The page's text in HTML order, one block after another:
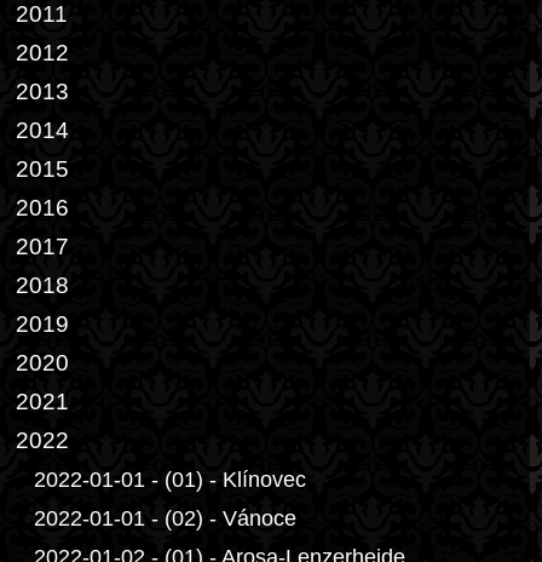
2011
2012
2013
2014
2015
2016
2017
2018
2019
2020
2021
2022
2022-01-01 - (01) - Klínovec
2022-01-01 - (02) - Vánoce
2022-01-02 - (01) - Arosa-Lenzerheide